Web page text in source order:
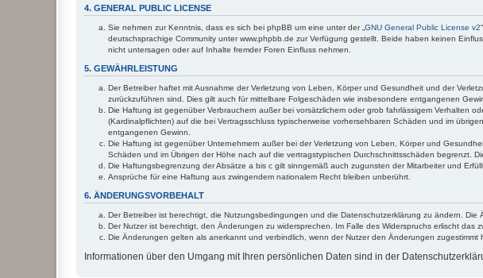
4. GENERAL PUBLIC LICENSE
Sie nehmen zur Kenntnis, dass es sich bei phpBB um eine unter der „ GNU General Public License v2
deutschsprachige Community unter www.phpbb.de zur Verfügung gestellt. Beide haben keinen
nicht untersagen oder auf Inhalte fremder Foren Einfluss nehmen.
5. GEWÄHRLEISTUNG
Der Betreiber haftet mit Ausnahme der Verletzung von Leben, Körper und Gesundheit und der
zurückzuführen sind. Dies gilt auch für mittelbare Folgeschäden wie insbesondere entgangenen
Die Haftung ist gegenüber Verbrauchern außer bei vorsätzlichem oder grob fahrlässigem Verhalten
(Kardinalpflichten) auf die bei Vertragsschluss typischerweise vorhersehbaren Schäden und im
entgangenen Gewinn.
Die Haftung ist gegenüber Unternehmern außer bei der Verletzung von Leben, Körper und
Schäden und im Übrigen der Höhe nach auf die vertragstypischen Durchschnittsschäden begrenzt.
Die Haftungsbegrenzung der Absätze a bis c gilt sinngemäß auch zugunsten der Mitarbeiter und
Ansprüche für eine Haftung aus zwingendem nationalem Recht bleiben unberührt.
6. ÄNDERUNGSVORBEHALT
Der Betreiber ist berechtigt, die Nutzungsbedingungen und die Datenschutzerklärung zu ändern. Die
Der Nutzer ist berechtigt, den Änderungen zu widersprechen. Im Falle des Widerspruchs erlischt das
Die Änderungen gelten als anerkannt und verbindlich, wenn der Nutzer den Änderungen zugestimmt
Informationen über den Umgang mit Ihren persönlichen Daten sind in der